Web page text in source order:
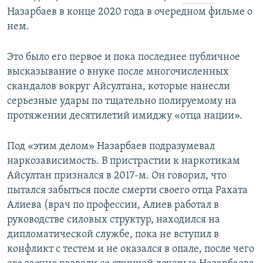
Назарбаев в конце 2020 года в очередном фильме о
нем.
Это было его первое и пока последнее публичное
высказывание о внуке после многочисленных
скандалов вокруг Айсултана, которые нанесли
серьезные удары по тщательно полируемому на
протяжении десятилетий имиджу «отца нации».
Под «этим делом» Назарбаев подразумевал
наркозависимость. В пристрастии к наркотикам
Айсултан признался в 2017-м. Он говорил, что
пытался забыться после смерти своего отца Рахата
Алиева (врач по профессии, Алиев работал в
руководстве силовых структур, находился на
дипломатической службе, пока не вступил в
конфликт с тестем и не оказался в опале, после чего